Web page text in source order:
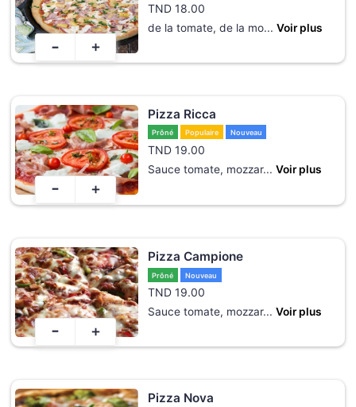
TND 18.00
de la tomate, de la mo... Voir plus
- +
Pizza Ricca
Prôné Populaire Nouveau
TND 19.00
Sauce tomate, mozzar... Voir plus
- +
Pizza Campione
Prôné Nouveau
TND 19.00
Sauce tomate, mozzar... Voir plus
- +
Pizza Nova